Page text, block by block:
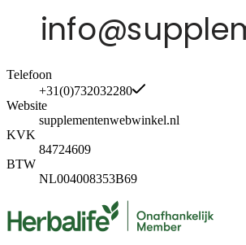
Telefoon
+31(0)732032280
Website
supplementenwebwinkel.nl
KVK
84724609
BTW
NL004008353B69